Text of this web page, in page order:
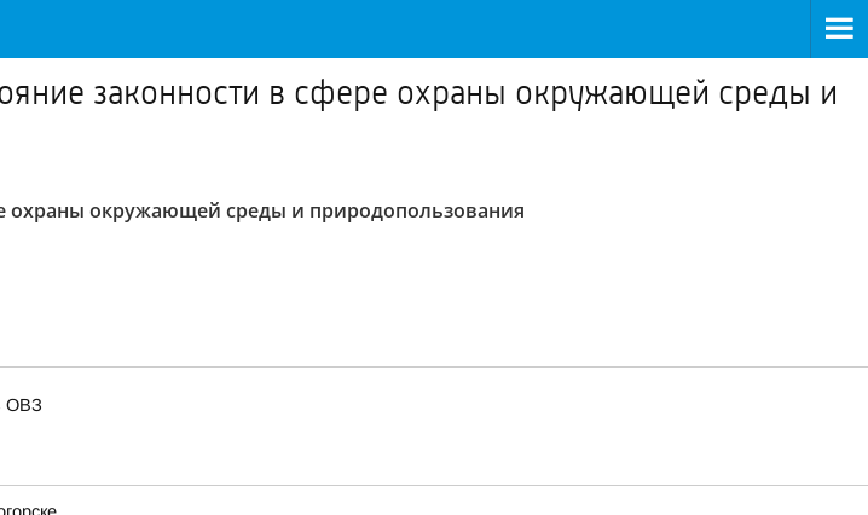
законности в сфере охраны окружающей среды и
охраны окружающей среды и природопользования
ОВЗ